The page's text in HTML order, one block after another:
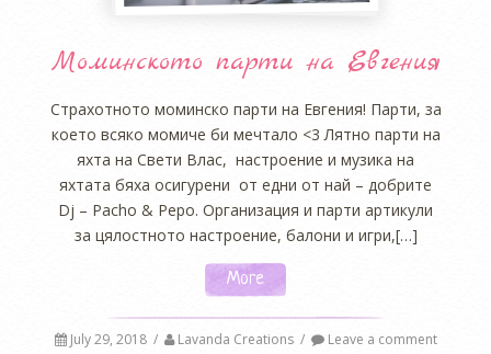
Моминското парти на Евгения
Страхотното моминско парти на Евгения! Парти, за
което всяко момиче би мечтало <3 Лятно парти на
яхта на Свети Влас, настроение и музика на
яхтата бяха осигурени от едни от най – добрите
Dj – Pacho & Pepo. Организация и парти артикули
за цялостното настроение, балони и игри,[…]
More
July 29, 2018 / Lavanda Creations /
Leave a comment